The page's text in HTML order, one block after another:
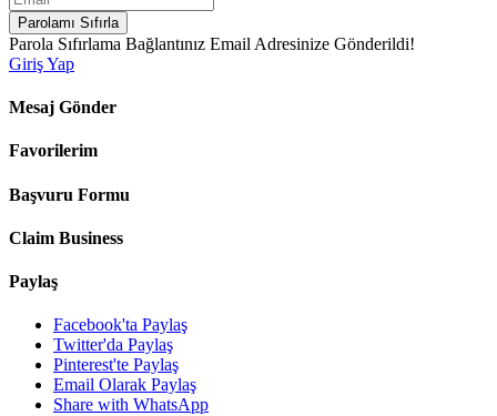
Parolamı Sıfırla
Parola Sıfırlama Bağlantınız Email Adresinize Gönderildi!
Giriş Yap
Mesaj Gönder
Favorilerim
Başvuru Formu
Claim Business
Paylaş
Facebook'ta Paylaş
Twitter'da Paylaş
Pinterest'te Paylaş
Email Olarak Paylaş
Share with WhatsApp